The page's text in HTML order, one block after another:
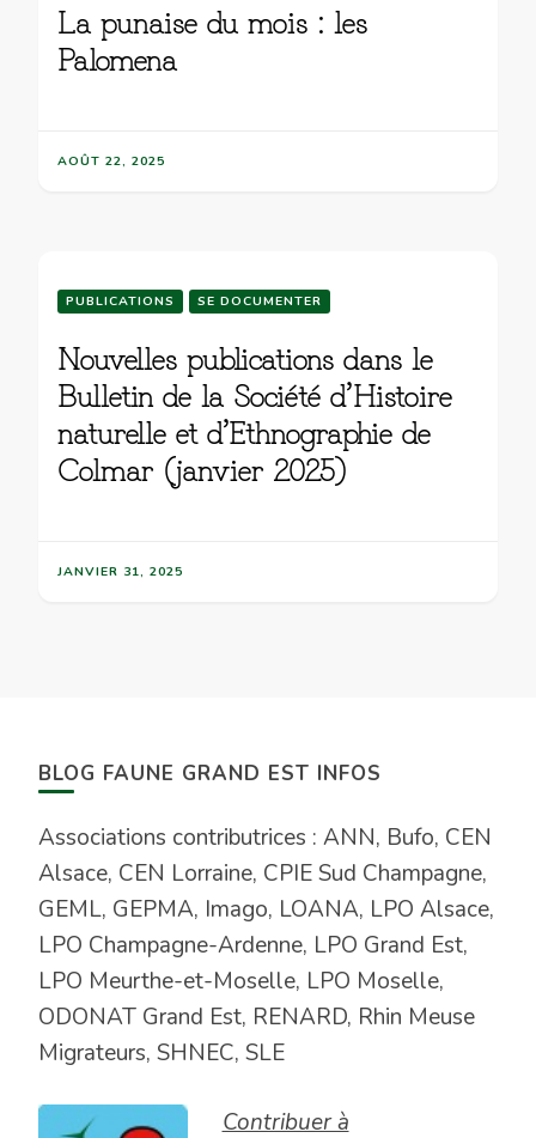
La punaise du mois : les
Palomena
AOÛT 22, 2025
PUBLICATIONS SE DOCUMENTER
Nouvelles publications dans le
Bulletin de la Société d’Histoire
naturelle et d’Ethnographie de
Colmar (janvier 2025)
JANVIER 31, 2025
BLOG FAUNE GRAND EST INFOS
Associations contributrices : ANN, Bufo, CEN
Alsace, CEN Lorraine, CPIE Sud Champagne,
GEML, GEPMA, Imago, LOANA, LPO Alsace,
LPO Champagne-Ardenne, LPO Grand Est,
LPO Meurthe-et-Moselle, LPO Moselle,
ODONAT Grand Est, RENARD, Rhin Meuse
Migrateurs, SHNEC, SLE
Contribuer à